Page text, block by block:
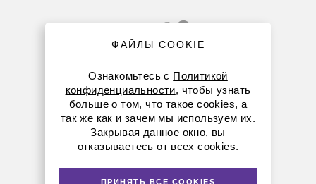
8 (800) 234-05-08
8-863-303-55-00
ФАЙЛЫ COOKIE
Ознакомьтесь с Политикой
конфиденциальности, чтобы узнать
больше о том, что такое cookies, а
так же как и зачем мы используем их.
Закрывая данное окно, вы
отказываетесь от всех cookies.
ПРИНЯТЬ ВСЕ COOKIES